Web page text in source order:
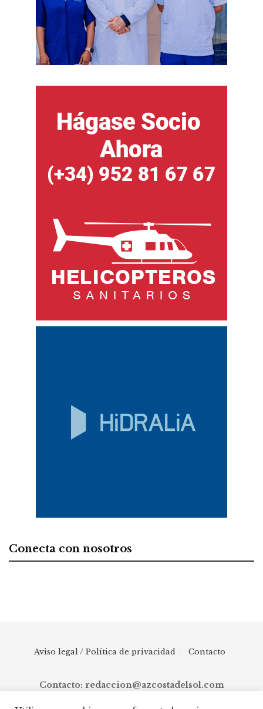
Conecta con nosotros
Aviso legal / Política de privacidad Contacto
Contacto: redaccion@azcostadelsol.com